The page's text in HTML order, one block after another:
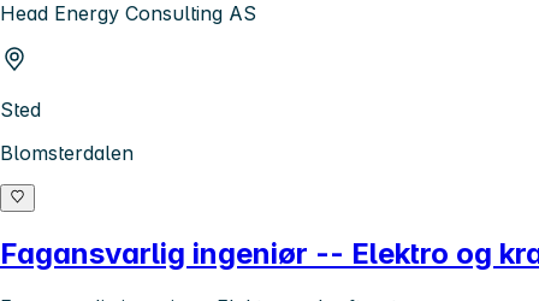
Head Energy Consulting AS
Sted
Blomsterdalen
Fagansvarlig ingeniør -- Elektro og